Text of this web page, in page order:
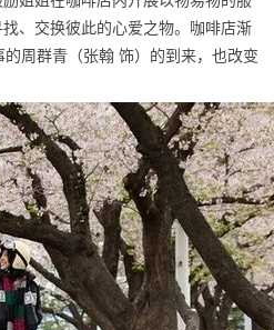
、交换彼此的心爱之物。咖啡店渐
周群青（张翰 饰）的到来，也改变